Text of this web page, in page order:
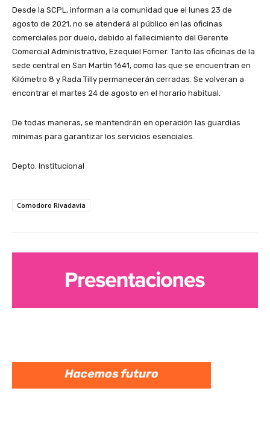
Desde la SCPL, informan a la comunidad que el lunes 23 de
agosto de 2021, no se atenderá al público en las oficinas
comerciales por duelo, debido al fallecimiento del Gerente
Comercial Administrativo, Ezequiel Forner. Tanto las oficinas de la
sede central en San Martín 1641, como las que se encuentran en
Kilómetro 8 y Rada Tilly permanecerán cerradas. Se volveran a
encontrar el martes 24 de agosto en el horario habitual.
De todas maneras, se mantendrán en operación las guardias
mínimas para garantizar los servicios esenciales.
Depto. Institucional
Comodoro Rivadavia